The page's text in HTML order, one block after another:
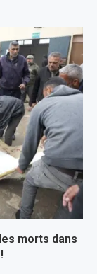
morts dans